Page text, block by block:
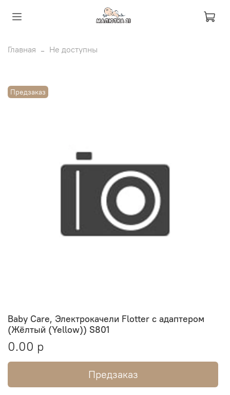
Главная Не доступны
Предзаказ
Baby Care, Электрокачели Flotter с адаптером
(Жёлтый (Yellow)) S801
0.00 р
Предзаказ